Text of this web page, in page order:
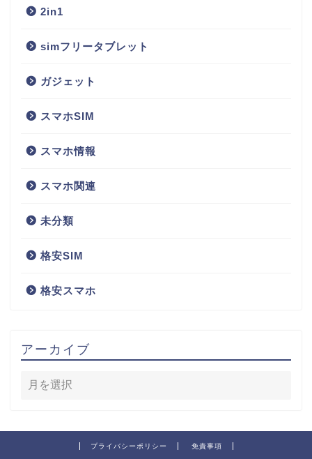
2in1
simフリータブレット
ガジェット
スマホSIM
スマホ情報
スマホ関連
未分類
格安SIM
格安スマホ
アーカイブ
プライバシーポリシー 免責事項